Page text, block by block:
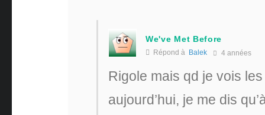
We've Met Before
Répond à Balek 4 années
Rigole mais qd je vois
aujourd’hui, je me dis